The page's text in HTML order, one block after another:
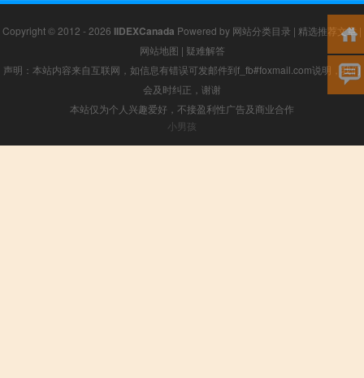
Copyright © 2012 - 2026 IIDEXCanada Powered by 网站分类目录 | 精选推荐文章|
网站地图 | 疑难解答
声明：本站内容来自互联网，如信息有错误可发邮件到f_fb#foxmail.com说明，我们
会及时纠正，谢谢
本站仅为个人兴趣爱好，不接盈利性广告及商业合作
小男孩